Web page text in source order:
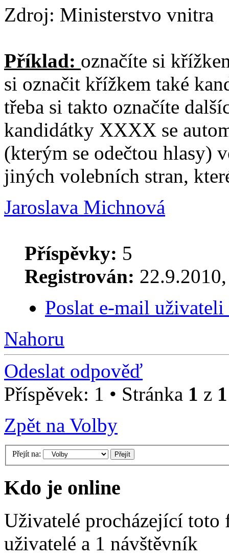
Zdroj: Ministerstvo vnitra
Příklad: označíte si
si označit křížkem také
třeba si takto označíte
kandidátky XXXX se
(kterým se odečtou hlasy)
jiných volebních stran,
Jaroslava Michnová
Příspěvky: 5
Registrován:
Poslat e-mail
Nahoru
Odeslat odpověď
Příspěvek: 1 • Stránka 1 z 1
Zpět na Volby
Přejít na:
Kdo je online
Uživatelé procházející
uživatelé a 1 návštěvník